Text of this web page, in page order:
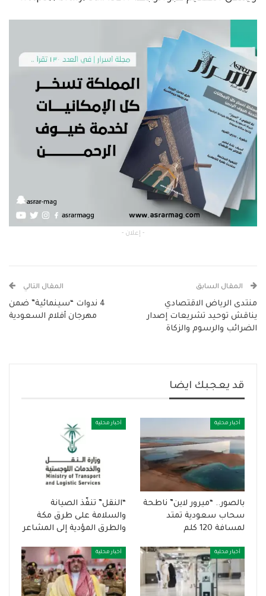
- إعلان -
المقال السابق
منتدى الرياض الاقتصادي
يناقش توحيد تشريعات إصدار
الضرائب والرسوم والزكاة
المقال التالي
4 ندوات “سينمائية” ضمن
مهرجان أفلام السعودية
قد يعجبك ايضا
أخبار محلية
بالصور.. “ميرور لاين” ناطحة
سحاب سعودية تمتد
لمسافة 120 كلم
أخبار محلية
“النقل” تنفّذ الصيانة
والسلامة على طرق مكة
والطرق المؤدية إلى المشاعر
أخبار محلية أخبار محلية